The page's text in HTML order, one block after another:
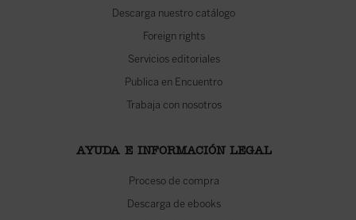
Descarga nuestro catálogo
Foreign rights
Servicios editoriales
Publica en Encuentro
Trabaja con nosotros
AYUDA E INFORMACIÓN LEGAL
Proceso de compra
Descarga de ebooks